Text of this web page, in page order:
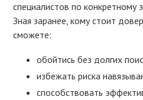
специалистов по конкретному
Зная заранее, кому стоит
сможете:
обойтись без долгих
избежать риска
способствовать